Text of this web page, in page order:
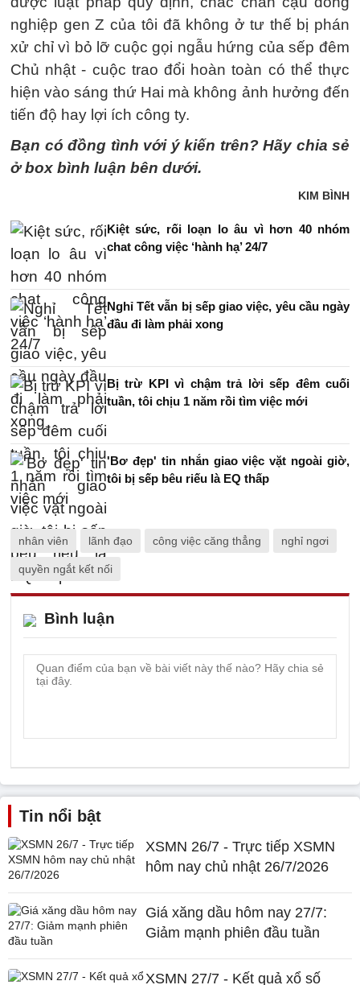
nghiệp gen Z của tôi đã không ở tư thế bị phán
xử chỉ vì bỏ lỡ cuộc gọi ngẫu hứng của sếp đêm
Chủ nhật - cuộc trao đổi hoàn toàn có thể thực
hiện vào sáng thứ Hai mà không ảnh hưởng đến
tiến độ hay lợi ích công ty.
Bạn có đồng tình với ý kiến trên? Hãy chia sẻ
ở box bình luận bên dưới.
KIM BÌNH
Kiệt sức, rối loạn lo âu vì hơn 40 nhóm
chat công việc ‘hành hạ’ 24/7
Nghỉ Tết vẫn bị sếp giao việc, yêu cầu ngày
đầu đi làm phải xong
Bị trừ KPI vì chậm trả lời sếp đêm cuối
tuần, tôi chịu 1 năm rồi tìm việc mới
'Bơ đẹp' tin nhắn giao việc vặt ngoài giờ,
tôi bị sếp bêu riếu là EQ thấp
nhân viên lãnh đạo công việc căng thẳng nghỉ ngơi
quyền ngắt kết nối
Bình luận
Tin nổi bật
XSMN 26/7 - Trực tiếp XSMN
hôm nay chủ nhật 26/7/2026
Giá xăng dầu hôm nay 27/7:
Giảm mạnh phiên đầu tuần
XSMN 27/7 - Kết quả xổ số